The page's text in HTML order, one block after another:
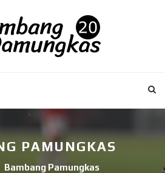
PAMUNGKAS
Bambang Pamungkas